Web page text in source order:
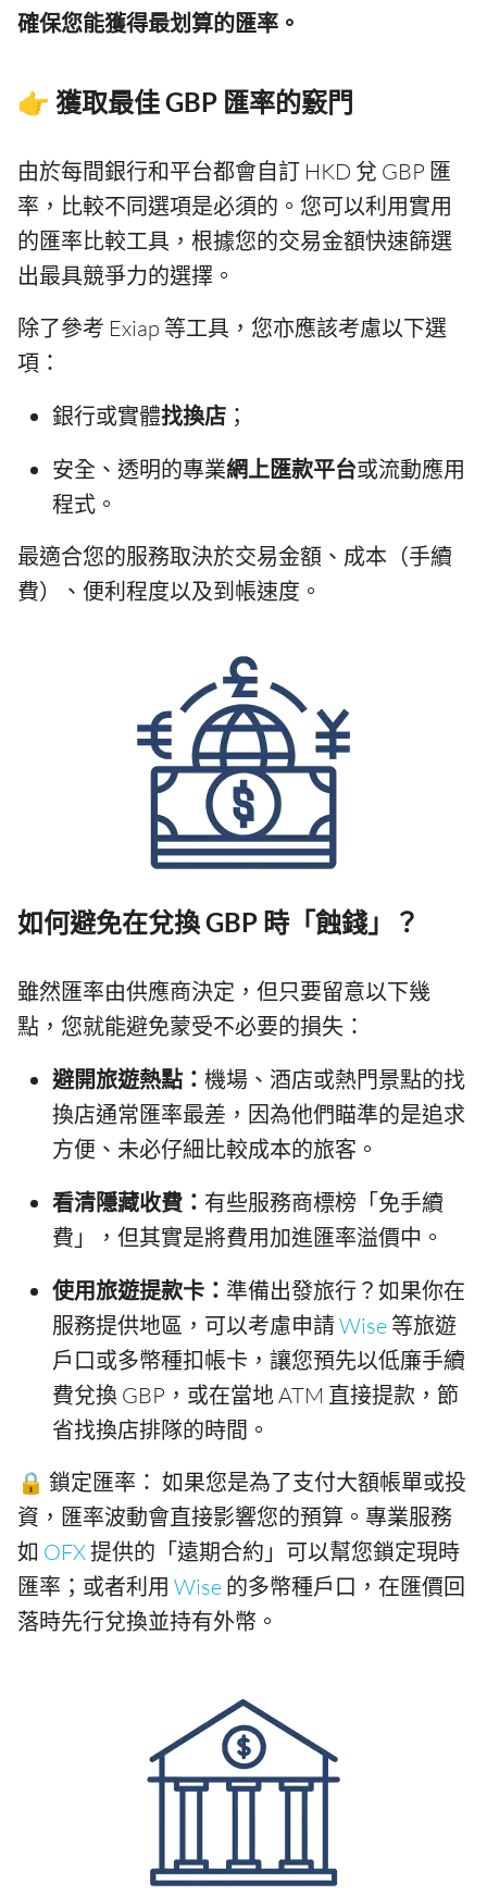
確保您能獲得最划算的匯率。
👉 獲取最佳 GBP 匯率的竅門
由於每間銀行和平台都會自訂 HKD 兌 GBP 匯
率，比較不同選項是必須的。您可以利用實用
的匯率比較工具，根據您的交易金額快速篩選
出最具競爭力的選擇。
除了參考 Exiap 等工具，您亦應該考慮以下選
項：
銀行或實體找換店 ；
安全、透明的專業網上匯款平台或流動應用
程式。
最適合您的服務取決於交易金額、成本（手續
費）、便利程度以及到帳速度。
如何避免在兌換 GBP 時「蝕錢」？
雖然匯率由供應商決定，但只要留意以下幾
點，您就能避免蒙受不必要的損失：
避開旅遊熱點： 機場、酒店或熱門景點的找
換店通常匯率最差，因為他們瞄準的是追求
方便、未必仔細比較成本的旅客。
看清隱藏收費： 有些服務商標榜「免手續
費」，但其實是將費用加進匯率溢價中。
使用旅遊提款卡： 準備出發旅行？如果你在
服務提供地區，可以考慮申請Wise 等旅遊
戶口或多幣種扣帳卡，讓您預先以低廉手續
費兌換 GBP，或在當地 ATM 直接提款，節
省找換店排隊的時間。
🔒 鎖定匯率： 如果您是為了支付大額帳單或投
資，匯率波動會直接影響您的預算。專業服務
如 OFX提供的「遠期合約」可以幫您鎖定現時
匯率；或者利用 Wise 的多幣種戶口，在匯價回
落時先行兌換並持有外幣。